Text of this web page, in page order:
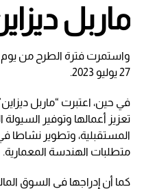
ماربل
27 يوليو 2023.
في حين، اعتبرت “ماربل
تعزيز أعمالها وتوفير
المستقبلية، وتطوير نشاطا
متطلبات الهندسة المعمارية.
كما أن إدراجها في السوق